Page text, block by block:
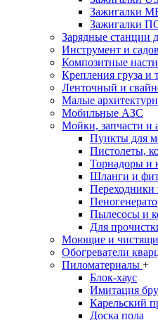
Зажигалки
Зажигалки
Зарядные станции
Инструмент и
Композитные
Крепления груза и
Ленточный и
Малые
Мобильные АЗС
Мойки, запчасти и
Пункты для
Пистолеты,
Торнадоры и
Шланги и
Переходники
Пылесосы и
Для
Моющие и
Обогреватели
Пиломатериалы +
Блок-хаус
Имитация
Карельский
Доска пола